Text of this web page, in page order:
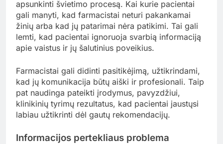
apsunkinti švietimo procesą. Kai kurie pacientai
gali manyti, kad farmacistai neturi pakankamai
žinių arba kad jų patarimai nėra patikimi. Tai gali
lemti, kad pacientai ignoruoja svarbią informaciją
apie vaistus ir jų šalutinius poveikius.
Farmacistai gali didinti pasitikėjimą, užtikrindami,
kad jų komunikacija būtų aiški ir profesionali. Taip
pat naudinga pateikti įrodymus, pavyzdžiui,
klinikinių tyrimų rezultatus, kad pacientai jaustųsi
labiau užtikrinti dėl gautų rekomendacijų.
Informacijos pertekliaus problema